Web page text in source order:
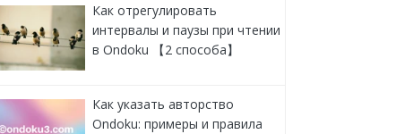
Как отрегулировать
интервалы и паузы при чтении
в Ondoku 【2 способа】
Как указать авторство
Ondoku: примеры и правила